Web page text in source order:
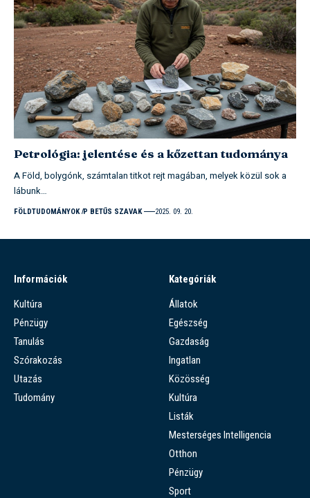
Petrológia: jelentése és a kőzettan tudománya
A Föld, bolygónk, számtalan titkot rejt magában, melyek közül sok a
lábunk…
FÖLDTUDOMÁNYOK P BETŰS SZAVAK 2025. 09. 20.
Információk
Kultúra
Pénzügy
Tanulás
Szórakozás
Utazás
Tudomány
Kategóriák
Állatok
Egészség
Gazdaság
Ingatlan
Közösség
Kultúra
Listák
Mesterséges Intelligencia
Otthon
Pénzügy
Sport